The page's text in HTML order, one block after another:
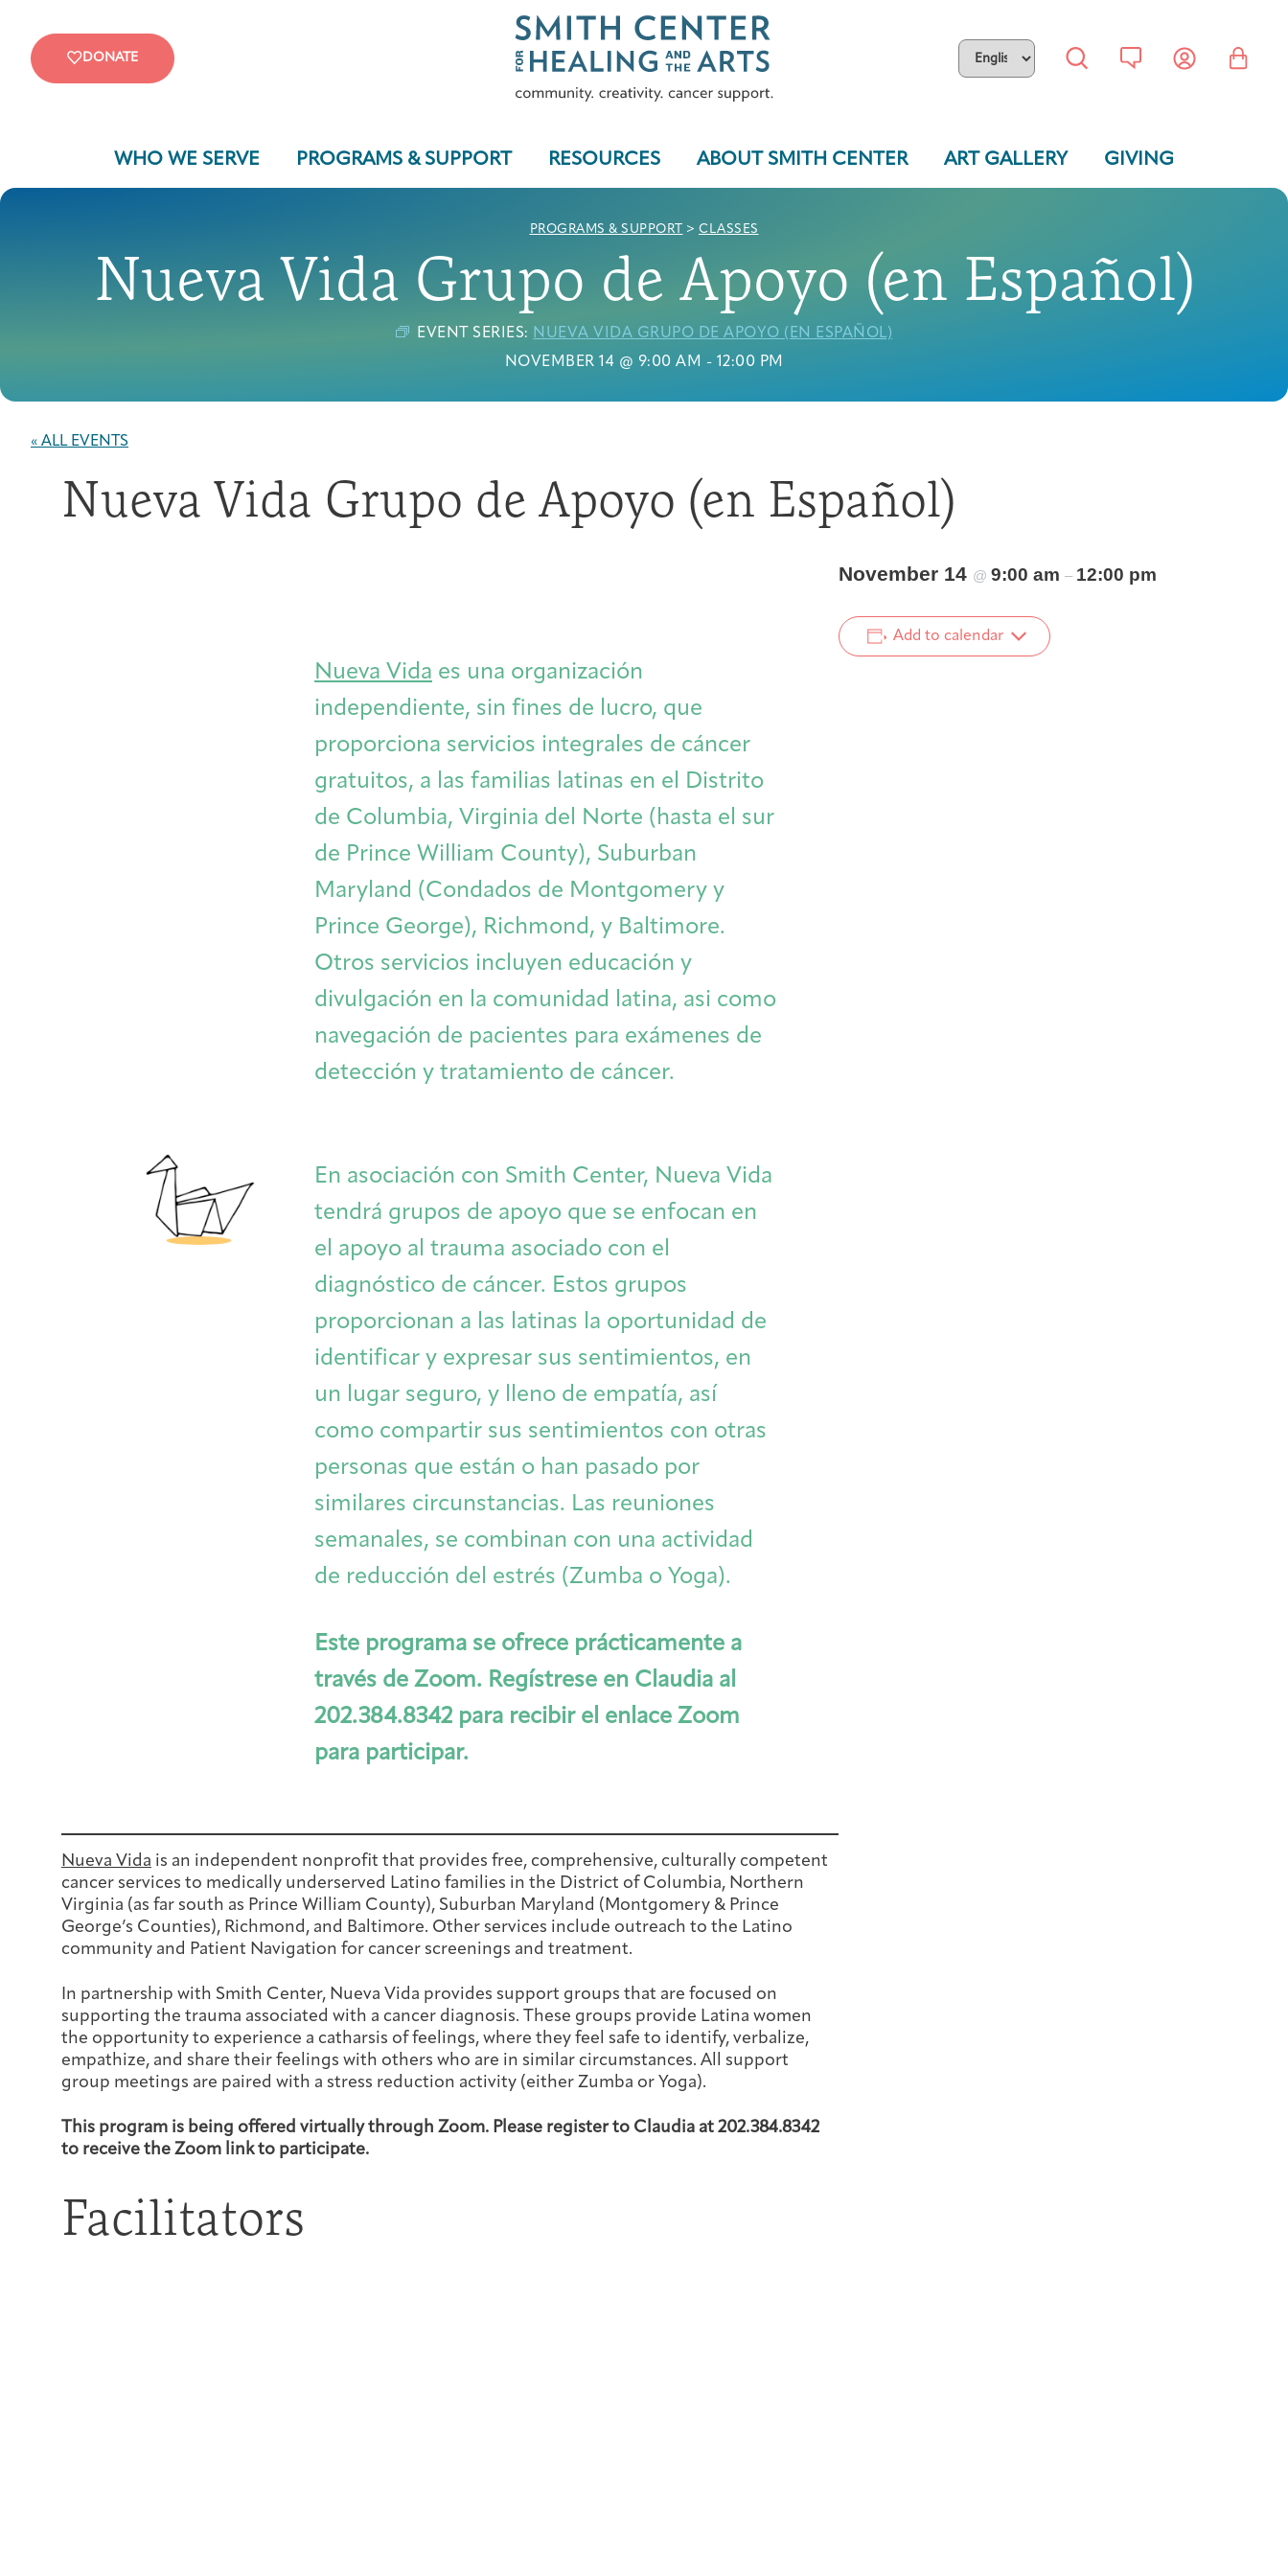
Who We Serve
Cancer Patients & Survivors
DC Young Adult Cancer Community
Caregivers
Arts & Wellness Seekers
Classes & Workshops
Support Groups
Patient Navigation & Counseling
Art & Creativity
Resources
About
Our Team
Careers & Volunteering
Our Story
Joan Hisaoka Healing Arts Gallery
Past Exhibitions
Upcoming Exhibitions/Events
Visit
Giving
Employer Gift Match
Events
Financials & Impact Data
DONATE
WHO WE SERVE PROGRAMS & SUPPORT RESOURCES ABOUT SMITH CENTER ART GALLERY GIVING
PROGRAMS & SUPPORT > CLASSES
Nueva Vida Grupo de Apoyo (en Español)
EVENT SERIES: NUEVA VIDA GRUPO DE APOYO (EN ESPAÑOL)
NOVEMBER 14 @ 9:00 AM - 12:00 PM
« ALL EVENTS
Nueva Vida Grupo de Apoyo (en Español)
Nueva Vida es una organización
independiente, sin fines de lucro, que
proporciona servicios integrales de cáncer
gratuitos, a las familias latinas en el Distrito
de Columbia, Virginia del Norte (hasta el sur
de Prince William County), Suburban
Maryland (Condados de Montgomery y
Prince George), Richmond, y Baltimore.
Otros servicios incluyen educación y
divulgación en la comunidad latina, asi como
navegación de pacientes para exámenes de
detección y tratamiento de cáncer.
En asociación con Smith Center, Nueva Vida
tendrá grupos de apoyo que se enfocan en
el apoyo al trauma asociado con el
diagnóstico de cáncer. Estos grupos
proporcionan a las latinas la oportunidad de
identificar y expresar sus sentimientos, en
un lugar seguro, y lleno de empatía, así
como compartir sus sentimientos con otras
personas que están o han pasado por
similares circunstancias. Las reuniones
semanales, se combinan con una actividad
de reducción del estrés (Zumba o Yoga).
Este programa se ofrece prácticamente a
través de Zoom. Regístrese en Claudia al
202.384.8342 para recibir el enlace Zoom
para participar.
Nueva Vida is an independent nonprofit that provides free, comprehensive, culturally competent
cancer services to medically underserved Latino families in the District of Columbia, Northern
Virginia (as far south as Prince William County), Suburban Maryland (Montgomery & Prince
George’s Counties), Richmond, and Baltimore. Other services include outreach to the Latino
community and Patient Navigation for cancer screenings and treatment.
In partnership with Smith Center, Nueva Vida provides support groups that are focused on
supporting the trauma associated with a cancer diagnosis. These groups provide Latina women
the opportunity to experience a catharsis of feelings, where they feel safe to identify, verbalize,
empathize, and share their feelings with others who are in similar circumstances. All support
group meetings are paired with a stress reduction activity (either Zumba or Yoga).
This program is being offered virtually through Zoom. Please register to Claudia at 202.384.8342
to receive the Zoom link to participate.
Facilitators
November 14 @ 9:00 am – 12:00 pm
Add to calendar